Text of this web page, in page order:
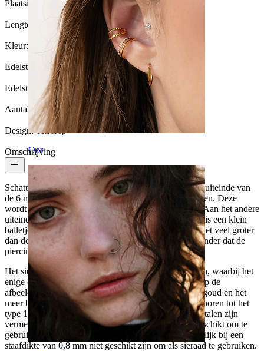
Oor
Plaatsing: Neusvleugel
Lengte:
Kleur:
Edelsteen kleur:Transparant
Edelsteen type:Zirkonia
Aantal eenheden: 1
Design:Teardrop
Omschrijving
Schattig klein neusstaafje uit 14 karaats goud. aan het uiteinde van
de 6 mm lange staaf zit een kleine druppelvormige steen. Deze
wordt door een solide houder op zijn plek gehouden. Aan het andere
uiteinde van de staaf - dus het deel dat in de neus zit - is een klein
balletje gemonteerd dat als stop dient. De druppel is niet veel groter
dan de staaf, zodat deze door het piercingsgat past, zonder dat de
piercing er uit kan vallen.
Het sieraad hebben wij in twee verschillende varianten, waarbij het
enige onderscheid de kleur van het goud is. Zoals je op de
afbeelding kunt zien, kun je tussen het klassieke geel goud en het
meer bescheiden wit goud kiezen. Beide modellen behoren tot het
type 14 karaats goud, wat betekent dat ook andere metalen zijn
vermengt met het goud. Dit maakt het staafje beter geschikt om te
gebruiken als sieraad. Rein 24 karaats goud zou namelijk bij een
staafdikte van 0,8 mm niet geschikt zijn om als sieraad te gebruiken.